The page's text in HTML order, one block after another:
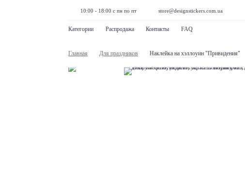
10:00 - 18:00 с пн по пт store@designstickers.com.ua
Категории Распродажа Контакты FAQ
Главная Для праздников Наклейка на хэллоуин "Привидения"